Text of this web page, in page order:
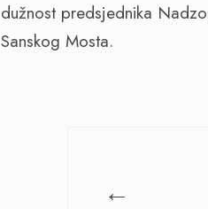
dužnost predsjednika
Sanskog Mosta.
←